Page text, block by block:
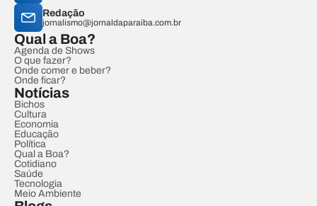
Redação
jornalismo@jornaldaparaiba.com.br
Qual a Boa?
Agenda de Shows
O que fazer?
Onde comer e beber?
Onde ficar?
Notícias
Bichos
Cultura
Economia
Educação
Política
Qual a Boa?
Cotidiano
Saúde
Tecnologia
Meio Ambiente